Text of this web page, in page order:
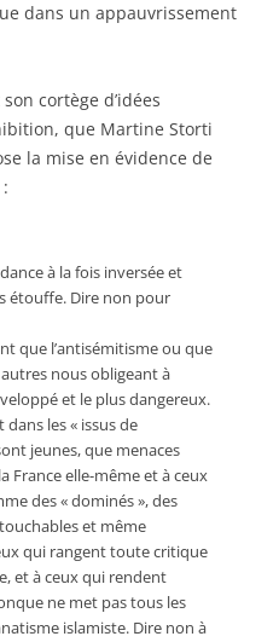
dans un appauvrissement
cortège d’idées
que Martine Storti
la mise en évidence de
à la fois inversée et
étouffe. Dire non pour
que l’antisémitisme ou que
nous obligeant à
et le plus dangereux.
les « issus de
jeunes, que menaces
France elle-même et à ceux
des « dominés », des
et même
qui rangent toute critique
et à ceux qui rendent
ne met pas tous les
islamiste. Dire non à